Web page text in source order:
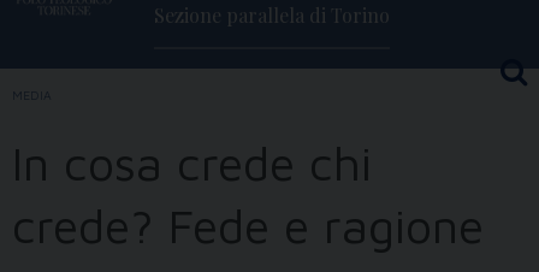
Sezione parallela di Torino
MEDIA
In cosa crede chi
crede? Fede e ragione